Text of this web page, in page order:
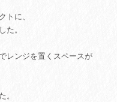
トに、
た。
レンジを置くスペースが
。